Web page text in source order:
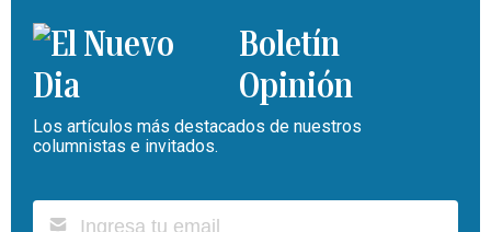
Boletín
Opinión
Los artículos más destacados de nuestros
columnistas e invitados.